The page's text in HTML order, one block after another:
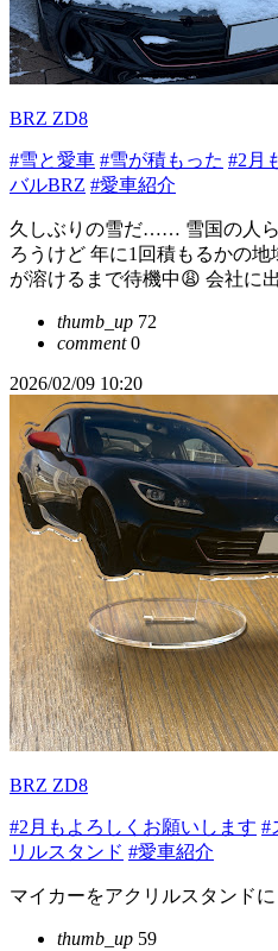
BRZ ZD8
#雪と愛車 #雪が積もった #2月
バルBRZ #愛車紹介
久しぶりの雪だ…… 雪国の人
ろうけど 年に1回積もるかの
が溶けるまで待機中😩 会社に
thumb_up 72
comment0
2026/02/09 10:20
BRZ ZD8
#2月もよろしくお願いします #
リルスタンド #愛車紹介
マイカーをアクリルスタンド
thumb_up 59